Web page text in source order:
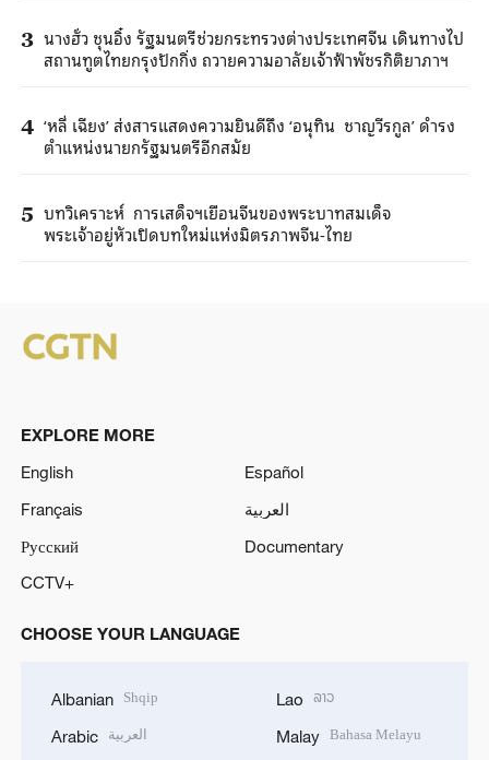
3 นางฮั่ว ชุนอิ๋ง รัฐมนตรีช่วยกระทรวงต่างประเทศจีน เดินทางไป
สถานทูตไทยกรุงปักกิ่ง ถวายความอาลัยเจ้าฟ้าพัชรกิติยาภาฯ
4 ‘หลี่ เฉียง’ ส่งสารแสดงความยินดีถึง ‘อนุทิน ชาญวีรกูล’ ดำรง
ตำแหน่งนายกรัฐมนตรีอีกสมัย
5 บทวิเคราะห์ การเสด็จฯเยือนจีนของพระบาทสมเด็จ
พระเจ้าอยู่หัวเปิดบทใหม่แห่งมิตรภาพจีน-ไทย
EXPLORE MORE
English
Español
Français
العربية
Русский
Documentary
CCTV+
CHOOSE YOUR LANGUAGE
Albanian Shqip
Arabic العربية
Lao ລາວ
Malay Bahasa Melayu